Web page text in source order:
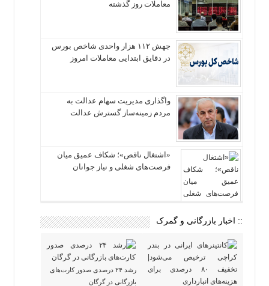
معاملات روز گذشته
جهش ۱۱۲ هزار واحدی شاخص بورس
در دقایق ابتدایی معاملات امروز
واگذاری مدیریت سهام عدالت به
مردم زمینه‌ساز گسترش عدالت
«اشتغال ناقص»؛ شکاف عمیق میان
فرصت‌های شغلی و نیاز جوانان
:: اخبار بازرگانی و گمرک
رشد ۲۴ درصدی صدور کارت‌های
بازرگانی در گرگان